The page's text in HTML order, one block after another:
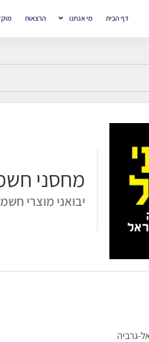
דף הבית מי אנחנו הרצאות
מחסני
יבואני מוצרי